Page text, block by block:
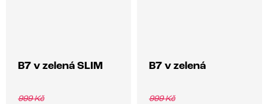
B7 v zelená SLIM
999 Kč
B7 v zelená
999 Kč